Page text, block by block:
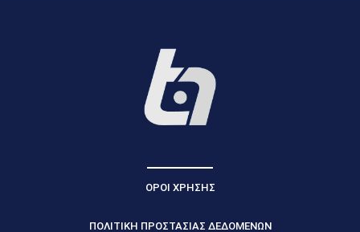
ΟΡΟΙ ΧΡΗΣΗΣ
ΠΟΛΙΤΙΚΗ ΠΡΟΣΤΑΣΙΑΣ ΔΕΔΟΜΕΝΩΝ